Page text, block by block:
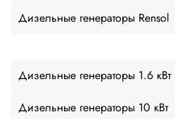
Дизельные генераторы Rensol
Дизельные генераторы 1.6 кВт
Дизельные генераторы 10 кВт